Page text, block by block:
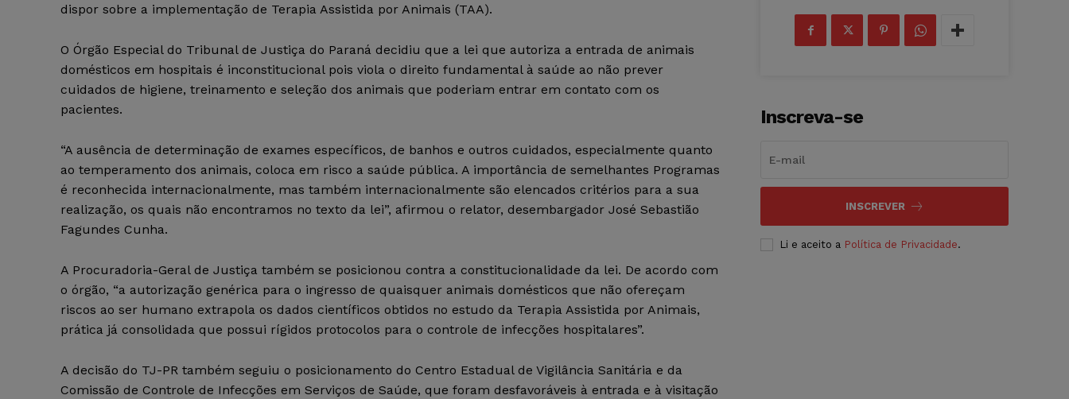
dispor sobre a implementação de Terapia Assistida por Animais (TAA).
O Órgão Especial do Tribunal de Justiça do Paraná decidiu que a lei que autoriza a entrada de animais
domésticos em hospitais é inconstitucional pois viola o direito fundamental à saúde ao não prever
cuidados de higiene, treinamento e seleção dos animais que poderiam entrar em contato com os
pacientes.
“A ausência de determinação de exames específicos, de banhos e outros cuidados, especialmente quanto
ao temperamento dos animais, coloca em risco a saúde pública. A importância de semelhantes Programas
é reconhecida internacionalmente, mas também internacionalmente são elencados critérios para a sua
realização, os quais não encontramos no texto da lei”, afirmou o relator, desembargador José Sebastião
Fagundes Cunha.
A Procuradoria-Geral de Justiça também se posicionou contra a constitucionalidade da lei. De acordo com
o órgão, “a autorização genérica para o ingresso de quaisquer animais domésticos que não ofereçam
riscos ao ser humano extrapola os dados científicos obtidos no estudo da Terapia Assistida por Animais,
prática já consolidada que possui rígidos protocolos para o controle de infecções hospitalares”.
A decisão do TJ-PR também seguiu o posicionamento do Centro Estadual de Vigilância Sanitária e da
Comissão de Controle de Infecções em Serviços de Saúde, que foram desfavoráveis à entrada e à visitação
Inscreva-se
INSCREVER
Li e aceito a Política de Privacidade.